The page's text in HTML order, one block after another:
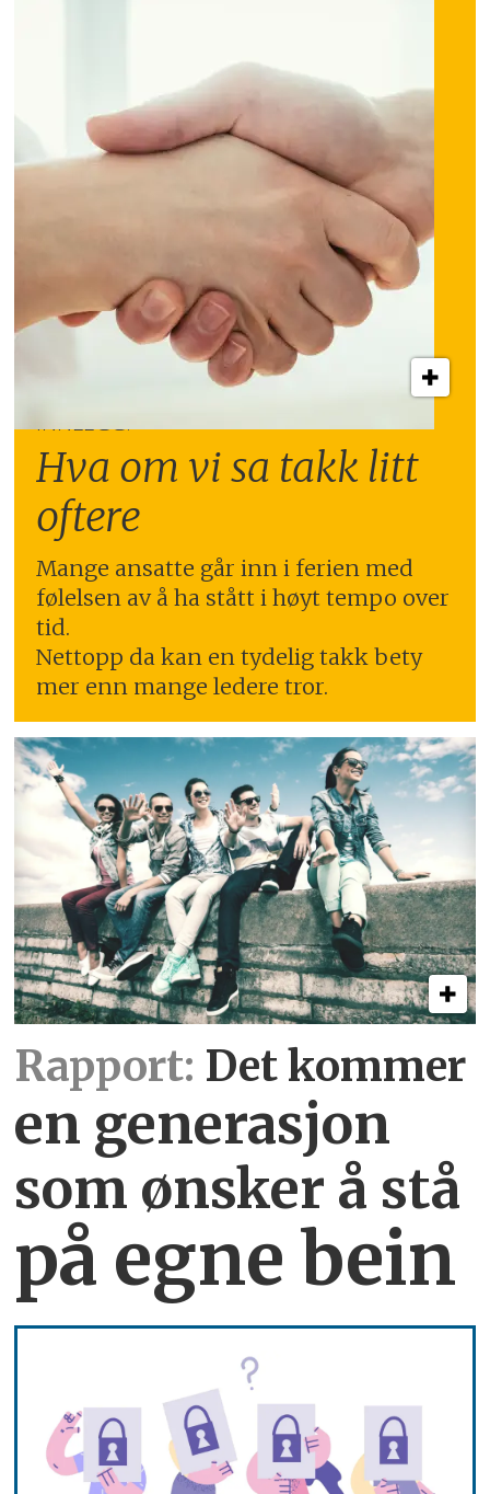
INNLEGG:
Hva om vi sa takk litt
oftere
Mange ansatte går inn i ferien med
følelsen av å ha stått i høyt tempo over
tid.
Nettopp da kan en tydelig takk bety
mer enn mange ledere tror.
Rapport: Det kommer
en generasjon
som ønsker å stå
på egne bein